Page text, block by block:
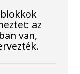
az
van,